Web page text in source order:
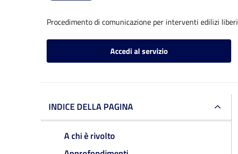
Procedimento di comunicazione per interventi edilizi liberi
Accedi al servizio
INDICE DELLA PAGINA
A chi è rivolto